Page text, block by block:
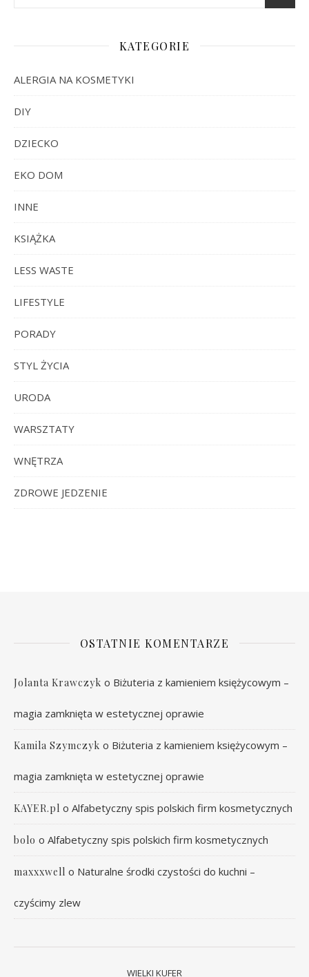
KATEGORIE
ALERGIA NA KOSMETYKI
DIY
DZIECKO
EKO DOM
INNE
KSIĄŻKA
LESS WASTE
LIFESTYLE
PORADY
STYL ŻYCIA
URODA
WARSZTATY
WNĘTRZA
ZDROWE JEDZENIE
OSTATNIE KOMENTARZE
Jolanta Krawczyk o Biżuteria z kamieniem księżycowym –
magia zamknięta w estetycznej oprawie
Kamila Szymczyk o Biżuteria z kamieniem księżycowym –
magia zamknięta w estetycznej oprawie
KAYER.pl o Alfabetyczny spis polskich firm kosmetycznych
bolo o Alfabetyczny spis polskich firm kosmetycznych
maxxxwell o Naturalne środki czystości do kuchni –
czyścimy zlew
WIELKI KUFER